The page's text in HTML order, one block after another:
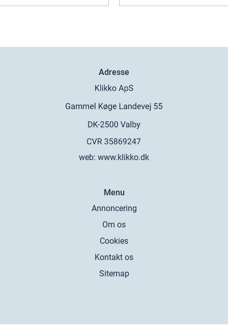
Adresse
web: www.klikko.dk
Menu
Annoncering
Om os
Cookies
Kontakt os
Sitemap